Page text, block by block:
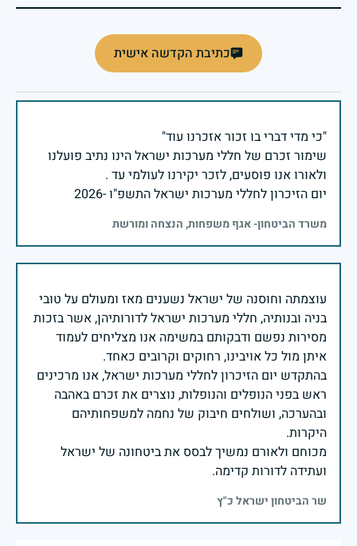
כתיבת הקדשה אישית
שימור זכרם של חללי מערכות ישראל הינו נתיב פועלנו
יום הזיכרון לחללי מערכות ישראל התשפ"ו -2026
משרד הביטחון- אגף משפחות, הנצחה ומורשת
עוצמתה וחוסנה של ישראל נשענים מאז ומעולם על טובי
בניה ובנותיה, חללי מערכות ישראל לדורותיהן, אשר בזכות
מסירות נפשם ודבקותם במשימה אנו מצליחים לעמוד
בהתקדש יום הזיכרון לחללי מערכות ישראל, אנו מרכינים
ראש בפני הנופלים והנופלות, נוצרים את זכרם באהבה
ובהערכה, ושולחים חיבוק של נחמה למשפחותיהם
מכוחם ולאורם נמשיך לבסס את ביטחונה של ישראל
ועתידה לדורות קדימה.
שר הביטחון ישראל כ"ץ